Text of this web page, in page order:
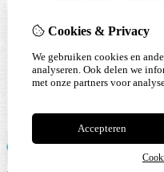
Cookies & Privacy
We gebruiken cookies en
analyseren. Ook delen we
met onze partners voor
Accepteren